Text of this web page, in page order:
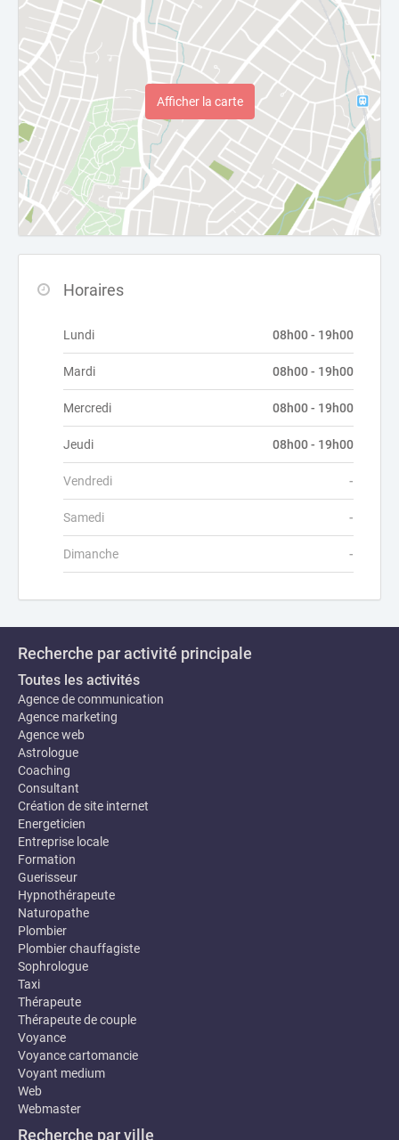
Afficher la carte
Horaires
Lundi 08h00 - 19h00
Mardi 08h00 - 19h00
Mercredi 08h00 - 19h00
Jeudi 08h00 - 19h00
Vendredi -
Samedi -
Dimanche -
Recherche par activité principale
Toutes les activités
Agence de communication
Agence marketing
Agence web
Astrologue
Coaching
Consultant
Création de site internet
Energeticien
Entreprise locale
Formation
Guerisseur
Hypnothérapeute
Naturopathe
Plombier
Plombier chauffagiste
Sophrologue
Taxi
Thérapeute
Thérapeute de couple
Voyance
Voyance cartomancie
Voyant medium
Web
Webmaster
Recherche par ville